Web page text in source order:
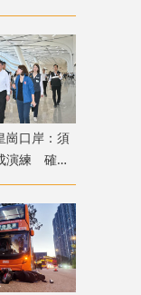
崗口岸：須
演練 確保